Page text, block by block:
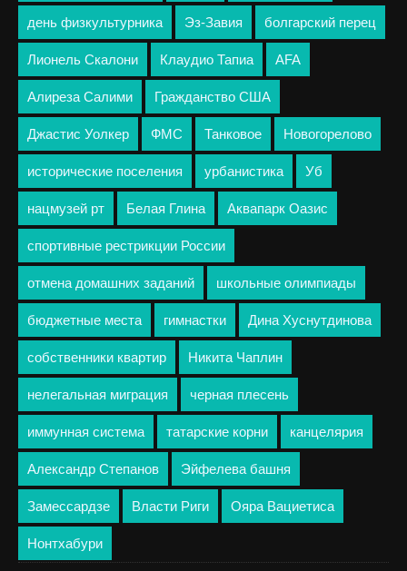
день физкультурника Эз-Завия болгарский перец
Лионель Скалони Клаудио Тапиа AFA
Алиреза Салими Гражданство США
Джастис Уолкер ФМС Танковое Новогорелово
исторические поселения урбанистика Уб
нацмузей рт Белая Глина Аквапарк Оазис
спортивные рестрикции России
отмена домашних заданий школьные олимпиады
бюджетные места гимнастки Дина Хуснутдинова
собственники квартир Никита Чаплин
нелегальная миграция черная плесень
иммунная система татарские корни канцелярия
Александр Степанов Эйфелева башня
Замессардзе Власти Риги Ояра Вациетиса
Нонтхабури